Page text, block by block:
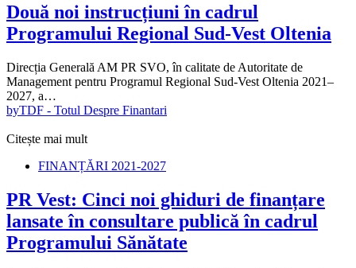
Două noi instrucțiuni în cadrul
Programului Regional Sud-Vest Oltenia
Direcția Generală AM PR SVO, în calitate de Autoritate de
Management pentru Programul Regional Sud-Vest Oltenia 2021–
2027, a…
byTDF - Totul Despre Finantari
Citește mai mult
FINANȚĂRI 2021-2027
PR Vest: Cinci noi ghiduri de finanțare
lansate în consultare publică în cadrul
Programului Sănătate